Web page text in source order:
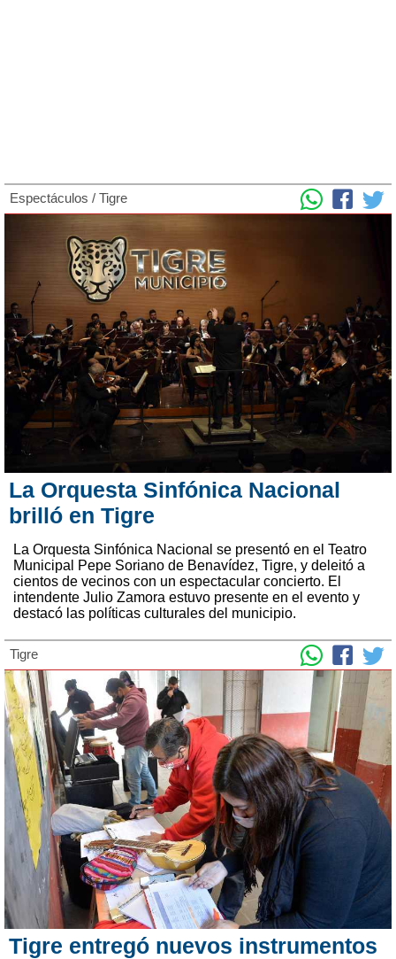
Espectáculos / Tigre
La Orquesta Sinfónica Nacional
brilló en Tigre
La Orquesta Sinfónica Nacional se presentó en el Teatro
Municipal Pepe Soriano de Benavídez, Tigre, y deleitó a
cientos de vecinos con un espectacular concierto. El
intendente Julio Zamora estuvo presente en el evento y
destacó las políticas culturales del municipio.
Tigre
Tigre entregó nuevos instrumentos